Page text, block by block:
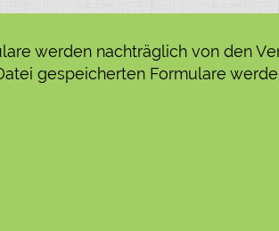
werden nachträglich von den
gespeicherten Formulare